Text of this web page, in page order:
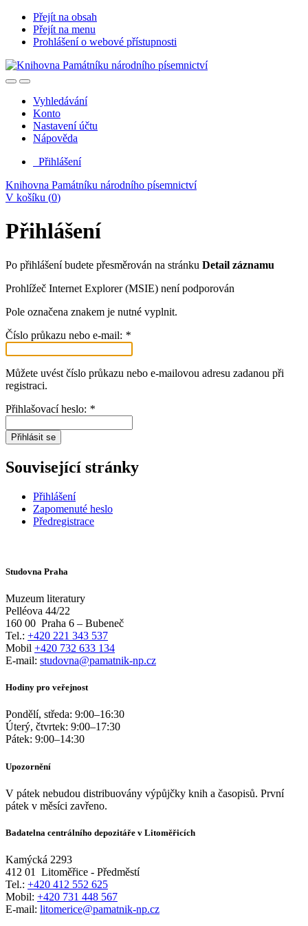
Přejít na obsah
Přejít na menu
Prohlášení o webové přístupnosti
Vyhledávání
Konto
Nastavení účtu
Nápověda
Přihlášení
Knihovna Památníku národního písemnictví
V košíku (0)
Přihlášení
Po přihlášení budete přesměrován na stránku Detail záznamu
Prohlížeč Internet Explorer (MSIE) není podporován
Pole označena znakem je nutné vyplnit.
Číslo průkazu nebo e-mail: *
Můžete uvést číslo průkazu nebo e-mailovou adresu zadanou při
registraci.
Přihlašovací heslo: *
Přihlásit se
Související stránky
Přihlášení
Zapomenuté heslo
Předregistrace
Studovna Praha
Muzeum literatury
Pelléova 44/22
160 00 Praha 6 – Bubeneč
Tel.: +420 221 343 537
Mobil +420 732 633 134
E-mail: studovna@pamatnik-np.cz
Hodiny pro veřejnost
Pondělí, středa: 9:00–16:30
Úterý, čtvrtek: 9:00–17:30
Pátek: 9:00–14:30
Upozornění
V pátek nebudou distribuovány výpůjčky knih a časopisů. První
pátek v měsíci zavřeno.
Badatelna centrálního depozitáře v Litoměřicích
Kamýcká 2293
412 01
Litoměřice - Předměstí
Tel.: +420 412 552 625
Mobil: +420 731 448 567
E-mail: litomerice@pamatnik-np.cz